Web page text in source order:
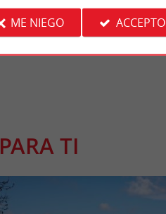
5,6 km - Les Billaux
PARA TI
ME NIEGO ACCEPTO